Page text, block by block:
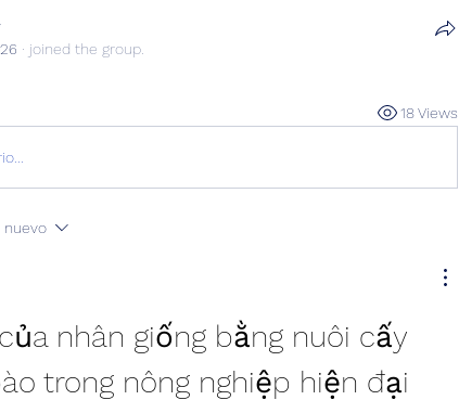
· joined the group.
18 Views
nuevo
nhân giống bằng nuôi cấy
trong nông nghiệp hiện đại